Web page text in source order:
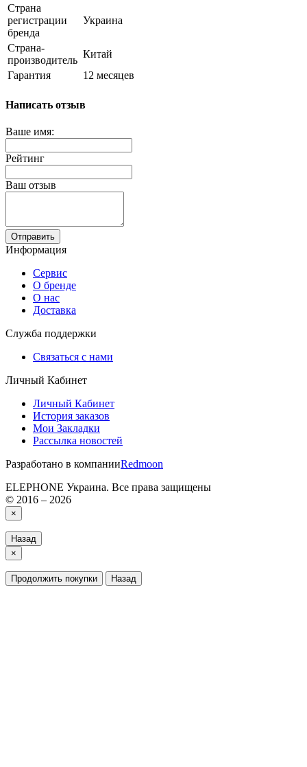
Страна
регистрации
бренда
Украина
Страна-
производитель
Китай
Гарантия
12 месяцев
Написать отзыв
Ваше имя:
Рейтинг
Ваш отзыв
Отправить
Информация
Сервис
О бренде
О нас
Доставка
Служба поддержки
Связаться с нами
Личный Кабинет
Личный Кабинет
История заказов
Мои Закладки
Рассылка новостей
Разработано в компанииRedmoon
ELEPHONE Украина. Все права защищены
© 2016 – 2026
×
Назад
×
Продолжить покупки Назад